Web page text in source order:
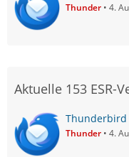
Thunder 4.
Aktuelle 153 ESR-
Thunderbird
Thunder 4.